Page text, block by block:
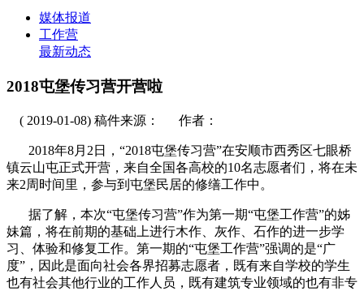
媒体报道
工作营
最新动态
2018屯堡传习营开营啦
( 2019-01-08) 稿件来源： 作者：
2018年8月 2 日，“2018屯堡传习营”在安顺市西秀区七眼桥
镇云山屯正式开营，来自全国各高校的10名志愿者们，将在未
来2周时间里，参与到屯堡民居的修缮工作中。
据了解，本次“屯堡传习营”作为第一期“屯堡工作营”的姊
妹篇，将在前期的基础上进行木作、灰作、石作的进一步学
习、体验和修复工作。第一期的“屯堡工作营”强调的是“广
度”，因此是面向社会各界招募志愿者， 既有来自学校的学生
也有社会其他行业的工作人员，既有建筑专业领域的也有非专